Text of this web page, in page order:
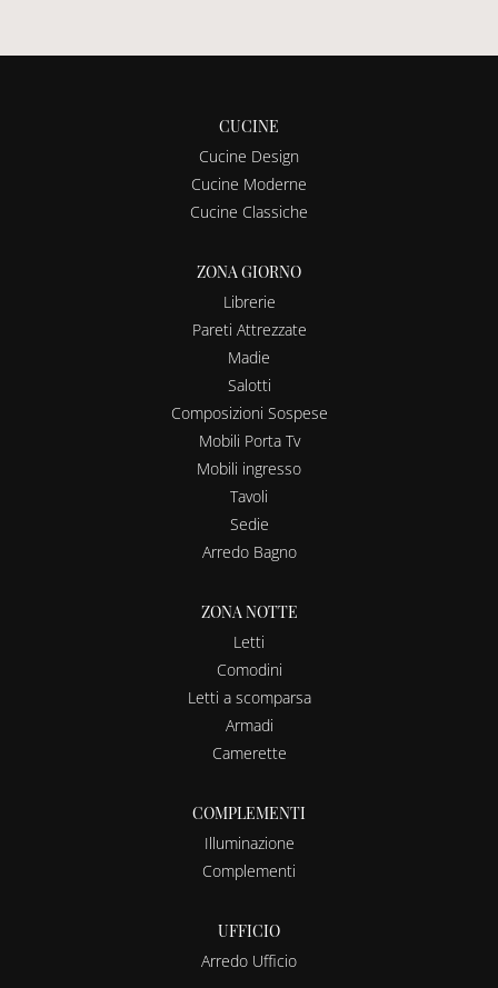
CUCINE
Cucine Design
Cucine Moderne
Cucine Classiche
ZONA GIORNO
Librerie
Pareti Attrezzate
Madie
Salotti
Composizioni Sospese
Mobili Porta Tv
Mobili ingresso
Tavoli
Sedie
Arredo Bagno
ZONA NOTTE
Letti
Comodini
Letti a scomparsa
Armadi
Camerette
COMPLEMENTI
Illuminazione
Complementi
UFFICIO
Arredo Ufficio